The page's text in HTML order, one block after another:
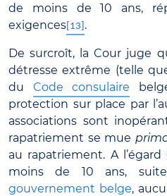
de moins de 10 ans,
exigences [13] .
De surcroît, la Cour juge
détresse extrême (telle
du Code consulaire
protection sur place par
associations sont
rapatriement se mue
au rapatriement. A
moins de 10 ans,
gouvernement belge,